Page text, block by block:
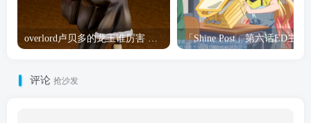
overlord卢贝多的龙王谁厉害 「Overlord」露普斯蕾琪娜·贝塔手办开订
评论 抢沙发